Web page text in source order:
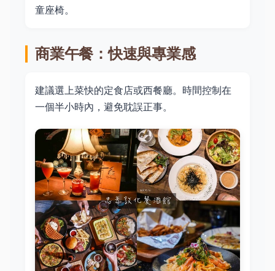
童座椅。
商業午餐：快速與專業感
建議選上菜快的定食店或西餐廳。時間控制在
一個半小時內，避免耽誤正事。